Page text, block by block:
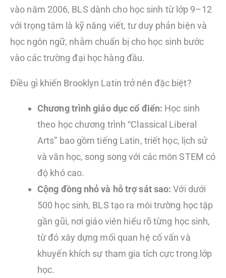
vào năm 2006, BLS dành cho học sinh từ lớp 9–12
với trọng tâm là kỹ năng viết, tư duy phản biện và
học ngôn ngữ, nhằm chuẩn bị cho học sinh bước
vào các trường đại học hàng đầu.
Điều gì khiến Brooklyn Latin trở nên đặc biệt?
Chương trình giáo dục cổ điển: Học sinh
theo học chương trình “Classical Liberal
Arts” bao gồm tiếng Latin, triết học, lịch sử
và văn học, song song với các môn STEM có
độ khó cao.
Cộng đồng nhỏ và hỗ trợ sát sao: Với dưới
500 học sinh, BLS tạo ra môi trường học tập
gần gũi, nơi giáo viên hiểu rõ từng học sinh,
từ đó xây dựng mối quan hệ cố vấn và
khuyến khích sự tham gia tích cực trong lớp
học.